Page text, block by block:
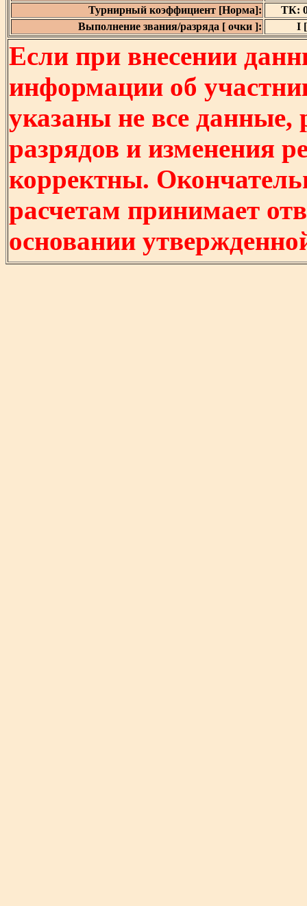
Турнирный коэффициент [Норма]:
ТК:
Выполнение звания/разряда [ очки ]:
I
Если при внесении
информации об
указаны не все
разрядов и изменения
корректны.
расчетам принимает
основании